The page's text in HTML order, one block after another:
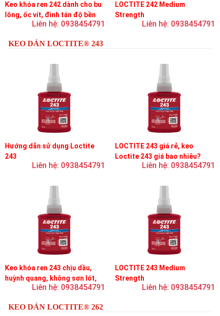
Keo khóa ren 242 dành cho bu
lông, ốc vít, đinh tán độ bền
trung bình, độ nhớt trung bình
Liên hệ: 0938454791
LOCTITE 242 Medium
Strength
Liên hệ: 0938454791
KEO DÁN LOCTITE® 243
Hướng dẫn sử dụng Loctite
243
Liên hệ: 0938454791
LOCTITE 243 giá rẻ, keo
Loctite 243 giá bao nhiêu?
Liên hệ: 0938454791
Keo khóa ren 243 chịu dầu,
huỳnh quang, không sơn lót,
dễ tháo rời, độ bền trung bình
Liên hệ: 0938454791
LOCTITE 243 Medium
Strength
Liên hệ: 0938454791
KEO DÁN LOCTITE® 262